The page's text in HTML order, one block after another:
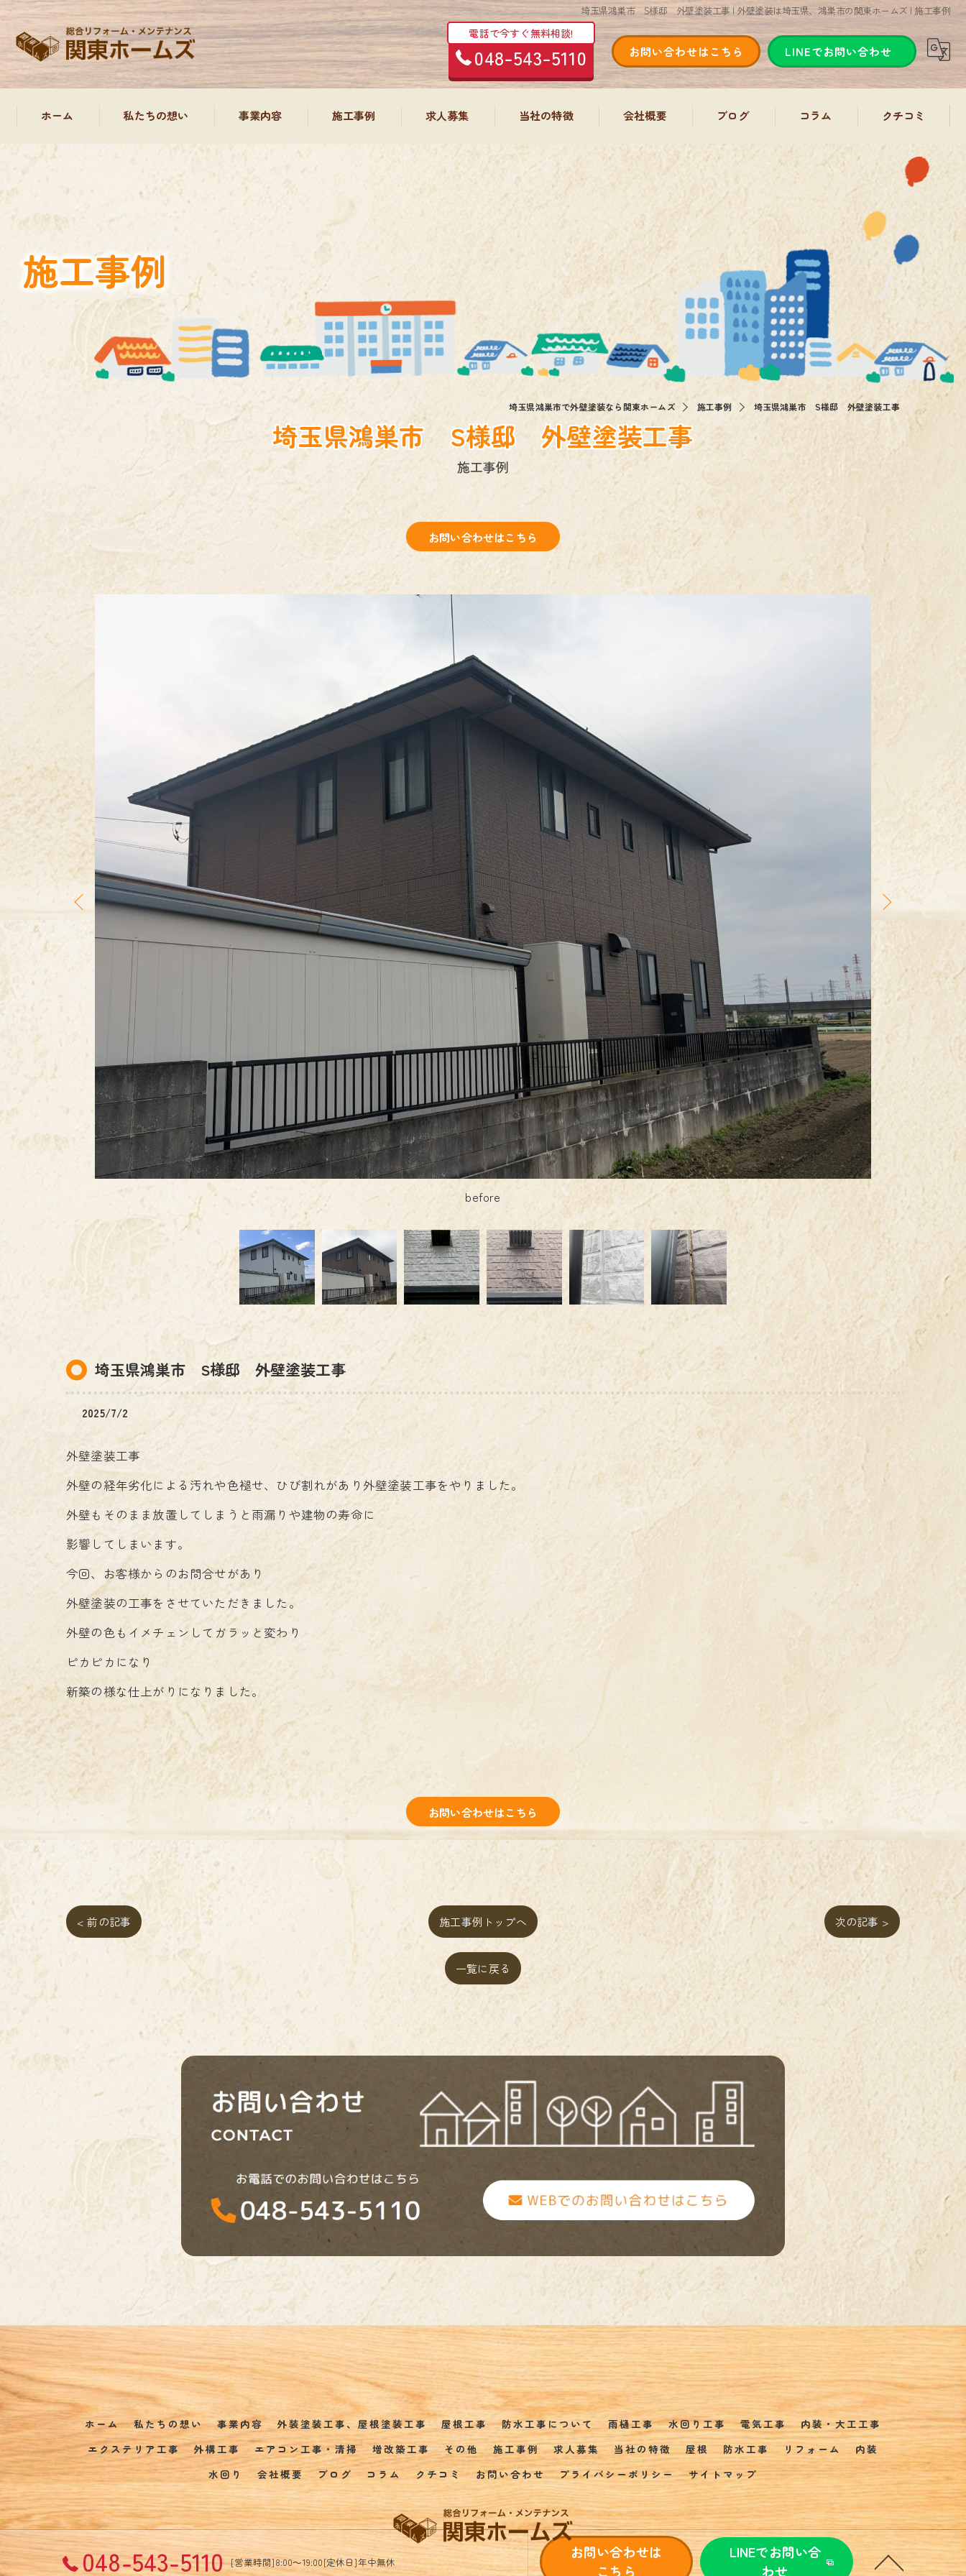
埼玉県鴻巣市 S様邸 外壁塗装工事 | 外壁塗装は埼玉県、鴻巣市の関東ホームズ | 施工事例
電話で今すぐ無料相談!
048-543-5110 お問い合わせはこちら LINEでお問い合わせ
ホーム 私たちの想い 事業内容
外装塗装工事、屋根塗装工事
雨樋工事
電気工事 その他
施工事例 求人募集 当社の特徴
屋根
会社概要 ブログ コラム クチコミ
施工事例
埼玉県鴻巣市で外壁塗装なら関東ホームズ 施工事例 埼玉県鴻巣市 S様邸 外壁塗装工事
施工事例
埼玉県鴻巣市 S様邸 外壁塗装工事
お問い合わせはこちら
after
埼玉県鴻巣市 S様邸 外壁塗装工事
2025/7/2
外壁塗装工事
外壁の経年劣化による汚れや色褪せ、ひび割れがあり外壁塗装工事をやりました。
外壁もそのまま放置してしまうと雨漏りや建物の寿命に
影響してしまいます。
今回、お客様からのお問合せがあり
外壁塗装の工事をさせていただきました。
外壁の色もイメチェンしてガラッと変わり
ピカピカになり
新築の様な仕上がりになりました。
お問い合わせはこちら
< 前の記事 施工事例トップへ 次の記事 >
一覧に戻る
048-543-5110 [営業時間]8:00～19:00[定休日]年中無休
お問い合わせは
こちら
LINEでお問い合
わせ
ホーム 私たちの想い 事業内容 外装塗装工事、屋根塗装工事 屋根工事 防水工事について 雨樋工事 水回り工事 電気工事
内装・大工工事
エクステリア工事
外構工事 エアコン工事・清掃 増改築工事 その他 施工事例 求人募集 当社の特徴 屋根 防水工事 リフォーム
内装
水回り
会社概要 ブログ コラム クチコミ お問い合わせ プライバシーポリシー サイトマップ